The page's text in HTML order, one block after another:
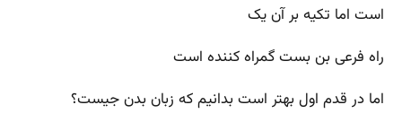
است اما تکیه بر آن یک
راه فرعی بن بست گمراه کننده است
اما در قدم اول بهتر است بدانیم که زبان بدن جیست؟